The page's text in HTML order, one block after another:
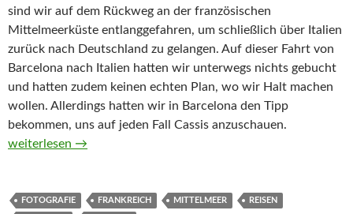
sind wir auf dem Rückweg an der französischen
Mittelmeerküste entlanggefahren, um schließlich über Italien
zurück nach Deutschland zu gelangen. Auf dieser Fahrt von
Barcelona nach Italien hatten wir unterwegs nichts gebucht
und hatten zudem keinen echten Plan, wo wir Halt machen
wollen. Allerdings hatten wir in Barcelona den Tipp
bekommen, uns auf jeden Fall Cassis anzuschauen.
Fahrt entlang der französischen Mittelmeerküste und in die
weiterlesen →
FOTOGRAFIE FRANKREICH MITTELMEER REISEN